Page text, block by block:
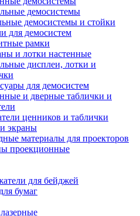
демосистемы
демосистемы и стойки
для демосистем
рамки
и лотки настенные
дисплеи, лотки и
для демосистем
и дверные таблички и
ценников и таблички
экраны
материалы для проекторов
проекционные
для бейджей
бумаг